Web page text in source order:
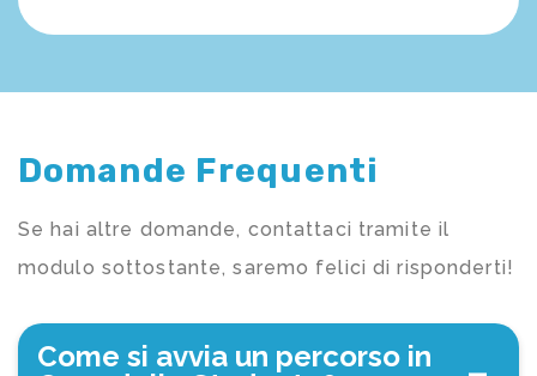
Domande Frequenti
Se hai altre domande, contattaci tramite il
modulo sottostante, saremo felici di risponderti!
Come si avvia un percorso in